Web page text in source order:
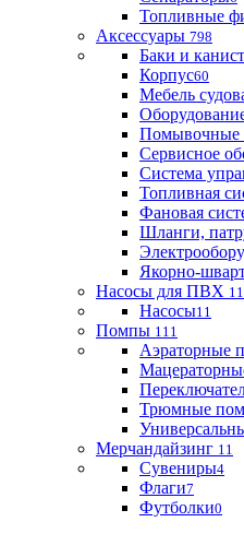
Топливные
Аксессуары 798
Баки и
Корпус60
Мебель
Помывочные
Сервисное
Система
Топливная
Фановая
Шланги,
Якорно-
Насосы для ПВХ 11
Насосы11
Помпы 111
Аэраторные
Трюмные
Мерчандайзинг 11
Сувениры4
Флаги7
Футболки0